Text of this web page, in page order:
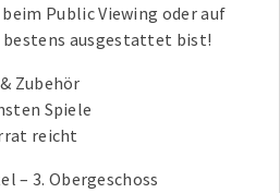
Public Viewing oder auf
bestens ausgestattet bist!
Zubehör
Spiele
reicht
– 3. Obergeschoss